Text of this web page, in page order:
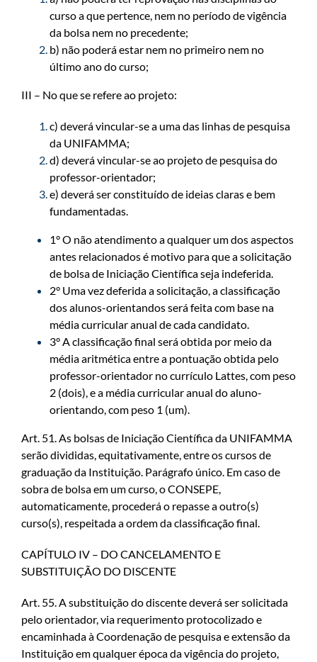
curso a que pertence, nem no período de vigência
da bolsa nem no precedente;
b) não poderá estar nem no primeiro nem no
último ano do curso;
III – No que se refere ao projeto:
c) deverá vincular-se a uma das linhas de pesquisa
da UNIFAMMA;
d) deverá vincular-se ao projeto de pesquisa do
professor-orientador;
e) deverá ser constituído de ideias claras e bem
fundamentadas.
1° O não atendimento a qualquer um dos aspectos
antes relacionados é motivo para que a solicitação
de bolsa de Iniciação Científica seja indeferida.
2° Uma vez deferida a solicitação, a classificação
dos alunos-orientandos será feita com base na
média curricular anual de cada candidato.
3° A classificação final será obtida por meio da
média aritmética entre a pontuação obtida pelo
professor-orientador no currículo Lattes, com peso
2 (dois), e a média curricular anual do aluno-
orientando, com peso 1 (um).
Art. 51. As bolsas de Iniciação Científica da UNIFAMMA
serão divididas, equitativamente, entre os cursos de
graduação da Instituição. Parágrafo único. Em caso de
sobra de bolsa em um curso, o CONSEPE,
automaticamente, procederá o repasse a outro(s)
curso(s), respeitada a ordem da classificação final.
CAPÍTULO IV – DO CANCELAMENTO E
SUBSTITUIÇÃO DO DISCENTE
Art. 55. A substituição do discente deverá ser solicitada
pelo orientador, via requerimento protocolizado e
encaminhada à Coordenação de pesquisa e extensão da
Instituição em qualquer época da vigência do projeto,